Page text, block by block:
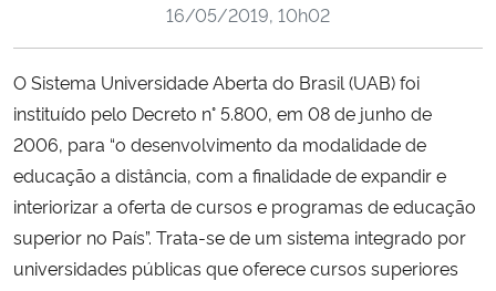
Ministério de Minas e Energia
Ministério do Meio Ambiente
Ministério do Turismo
Ministério do Desenvolvimento Regional
16/05/2019, 10h02
O Sistema Universidade Aberta do Brasil (UAB) foi
instituído pelo Decreto n° 5.800, em 08 de junho de
2006, para “o desenvolvimento da modalidade de
educação a distância, com a finalidade de expandir e
interiorizar a oferta de cursos e programas de educação
superior no País”. Trata-se de um sistema integrado por
universidades públicas que oferece cursos superiores